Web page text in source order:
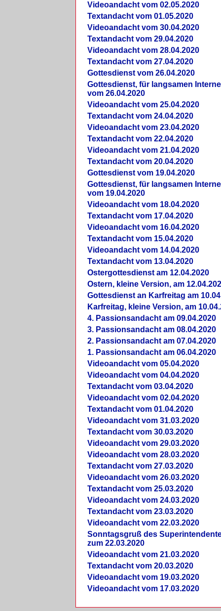
Videoandacht vom 02.05.2020
Textandacht vom 01.05.2020
Videoandacht vom 30.04.2020
Textandacht vom 29.04.2020
Videoandacht vom 28.04.2020
Textandacht vom 27.04.2020
Gottesdienst vom 26.04.2020
Gottesdienst, für langsamen
vom 26.04.2020
Videoandacht vom 25.04.2020
Textandacht vom 24.04.2020
Videoandacht vom 23.04.2020
Textandacht vom 22.04.2020
Videoandacht vom 21.04.2020
Textandacht vom 20.04.2020
Gottesdienst vom 19.04.2020
Gottesdienst, für langsamen
vom 19.04.2020
Videoandacht vom 18.04.2020
Textandacht vom 17.04.2020
Videoandacht vom 16.04.2020
Textandacht vom 15.04.2020
Videoandacht vom 14.04.2020
Textandacht vom 13.04.2020
Ostergottesdienst am 12.04.2020
Ostern, kleine Version, am
Gottesdienst an Karfreitag am
Karfreitag, kleine Version, am
4. Passionsandacht am 09.04.2020
3. Passionsandacht am 08.04.2020
2. Passionsandacht am 07.04.2020
1. Passionsandacht am 06.04.2020
Videoandacht vom 05.04.2020
Videoandacht vom 04.04.2020
Textandacht vom 03.04.2020
Videoandacht vom 02.04.2020
Textandacht vom 01.04.2020
Videoandacht vom 31.03.2020
Textandacht vom 30.03.2020
Videoandacht vom 29.03.2020
Videoandacht vom 28.03.2020
Textandacht vom 27.03.2020
Videoandacht vom 26.03.2020
Textandacht vom 25.03.2020
Videoandacht vom 24.03.2020
Textandacht vom 23.03.2020
Videoandacht vom 22.03.2020
Sonntagsgruß des
zum 22.03.2020
Videoandacht vom 21.03.2020
Textandacht vom 20.03.2020
Videoandacht vom 19.03.2020
Videoandacht vom 17.03.2020